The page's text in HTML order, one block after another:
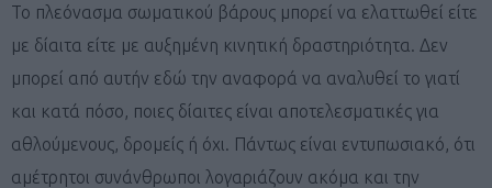
Το πλεόνασμα σωματικού βάρους μπορεί να ελαττωθεί είτε
με δίαιτα είτε με αυξημένη κινητική δραστηριότητα. Δεν
μπορεί από αυτήν εδώ την αναφορά να αναλυθεί το γιατί
και κατά πόσο, ποιες δίαιτες είναι αποτελεσματικές για
αθλούμενους, δρομείς ή όχι. Πάντως είναι εντυπωσιακό, ότι
αμέτρητοι συνάνθρωποι λογαριάζουν ακόμα και την